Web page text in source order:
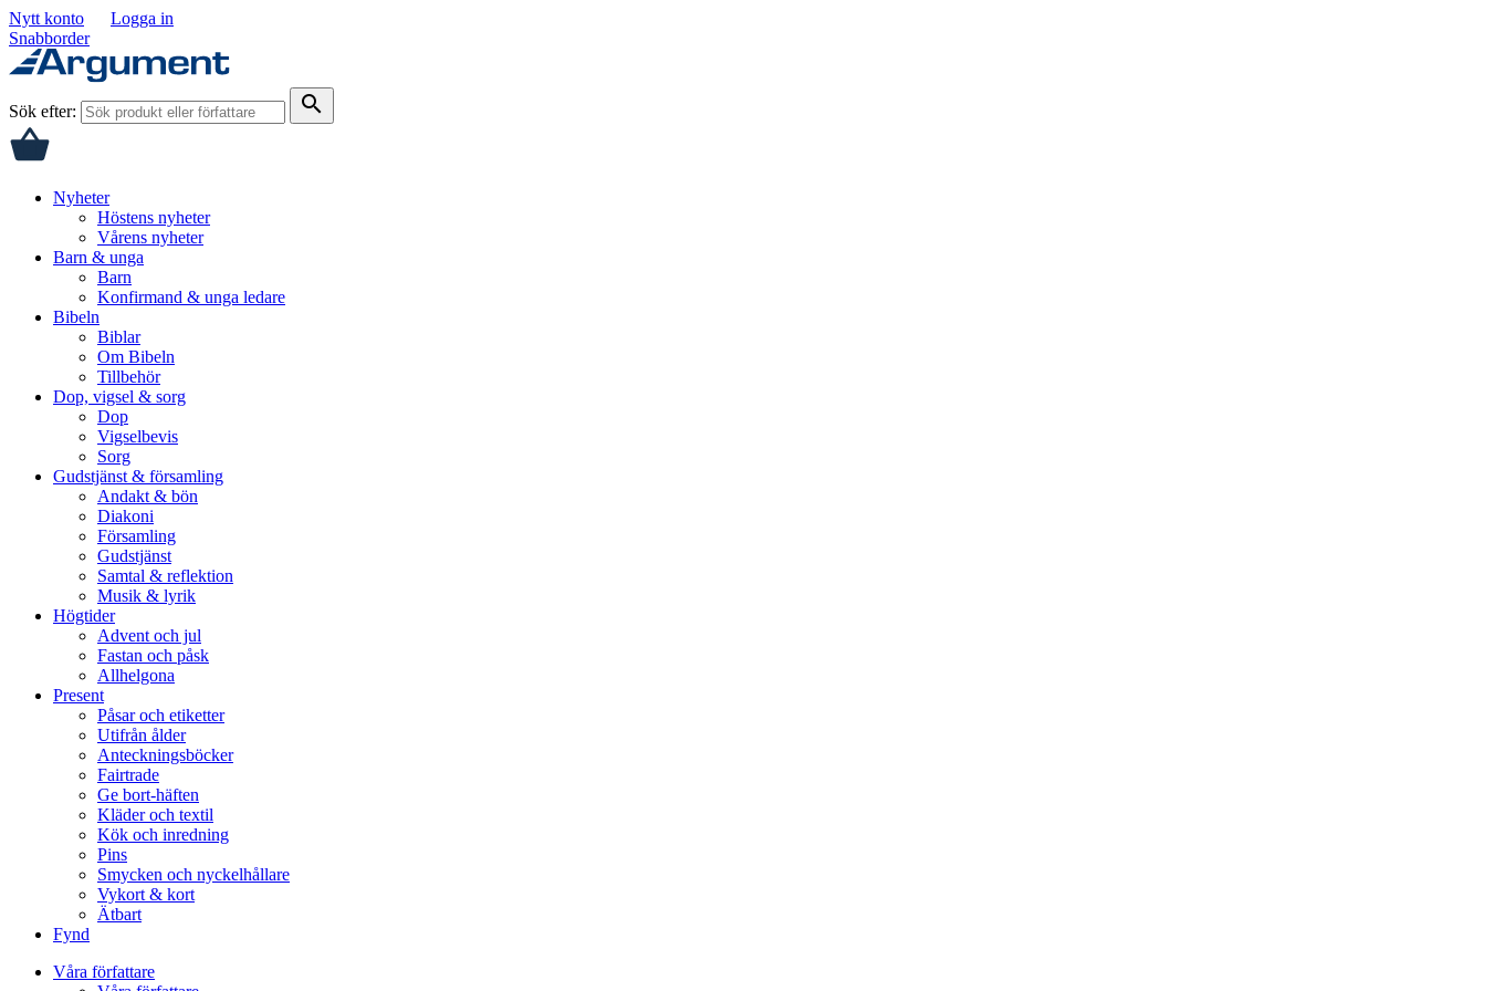
Nytt konto
Logga in
Snabborder
Sök efter: search
Nyheter
Höstens nyheter
Vårens nyheter
Barn & unga
Barn
Konfirmand & unga ledare
Bibeln
Biblar
Om Bibeln
Tillbehör
Dop, vigsel & sorg
Dop
Vigselbevis
Sorg
Gudstjänst & församling
Andakt & bön
Diakoni
Församling
Gudstjänst
Samtal & reflektion
Musik & lyrik
Högtider
Advent och jul
Fastan och påsk
Allhelgona
Present
Påsar och etiketter
Utifrån ålder
Anteckningsböcker
Fairtrade
Ge bort-häften
Kläder och textil
Kök och inredning
Pins
Smycken och nyckelhållare
Vykort & kort
Ätbart
Fynd
Våra författare